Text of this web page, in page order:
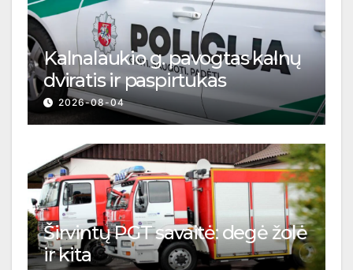
Kalnalaukio g. pavogtas kalnų
dviratis ir paspirtukas
2026-08-04
Širvintų PGT savaitė: degė žolė
ir kita